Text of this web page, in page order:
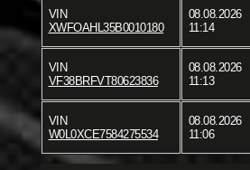
VIN
XWFOAHL35B0010180
08.08.2026
11:14
VIN
VF38BRFVT80623836
08.08.2026
11:13
VIN
W0L0XCE7584275534
08.08.2026
11:06